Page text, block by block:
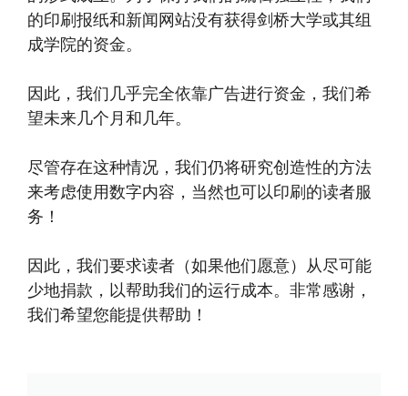
的印刷报纸和新闻网站没有获得剑桥大学或其组
成学院的资金。
因此，我们几乎完全依靠广告进行资金，我们希
望未来几个月和几年。
尽管存在这种情况，我们仍将研究创造性的方法
来考虑使用数字内容，当然也可以印刷的读者服
务！
因此，我们要求读者（如果他们愿意）从尽可能
少地捐款，以帮助我们的运行成本。非常感谢，
我们希望您能提供帮助！